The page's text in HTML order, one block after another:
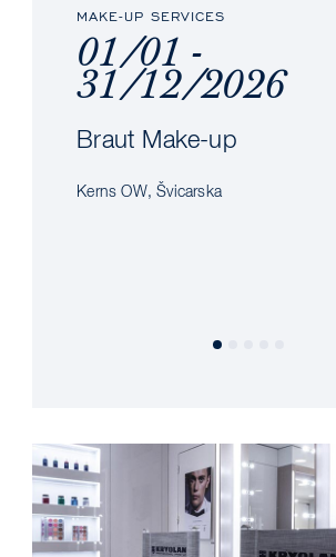
MAKE-UP SERVICES
01/01 -
31/12/2026
Braut Make-up
Kerns OW, Švicarska